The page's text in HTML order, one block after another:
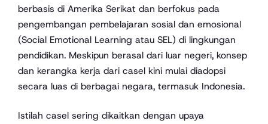
berbasis di Amerika Serikat dan berfokus pada
pengembangan pembelajaran sosial dan emosional
(Social Emotional Learning atau SEL) di lingkungan
pendidikan. Meskipun berasal dari luar negeri, konsep
dan kerangka kerja dari casel kini mulai diadopsi
secara luas di berbagai negara, termasuk Indonesia.
Istilah casel sering dikaitkan dengan upaya